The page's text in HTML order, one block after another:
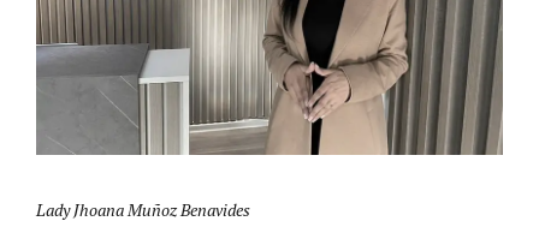
Lady Jhoana Muñoz Benavides